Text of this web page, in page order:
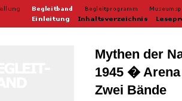
Mythen der
1945 �
Zwei Bände